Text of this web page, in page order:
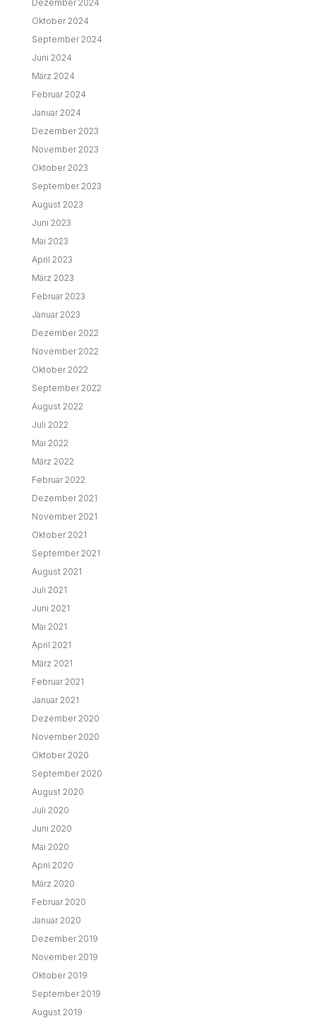
Dezember 2024
Oktober 2024
September 2024
Juni 2024
März 2024
Februar 2024
Januar 2024
Dezember 2023
November 2023
Oktober 2023
September 2023
August 2023
Juni 2023
Mai 2023
April 2023
März 2023
Februar 2023
Januar 2023
Dezember 2022
November 2022
Oktober 2022
September 2022
August 2022
Juli 2022
Mai 2022
März 2022
Februar 2022
Dezember 2021
November 2021
Oktober 2021
September 2021
August 2021
Juli 2021
Juni 2021
Mai 2021
April 2021
März 2021
Februar 2021
Januar 2021
Dezember 2020
November 2020
Oktober 2020
September 2020
August 2020
Juli 2020
Juni 2020
Mai 2020
April 2020
März 2020
Februar 2020
Januar 2020
Dezember 2019
November 2019
Oktober 2019
September 2019
August 2019